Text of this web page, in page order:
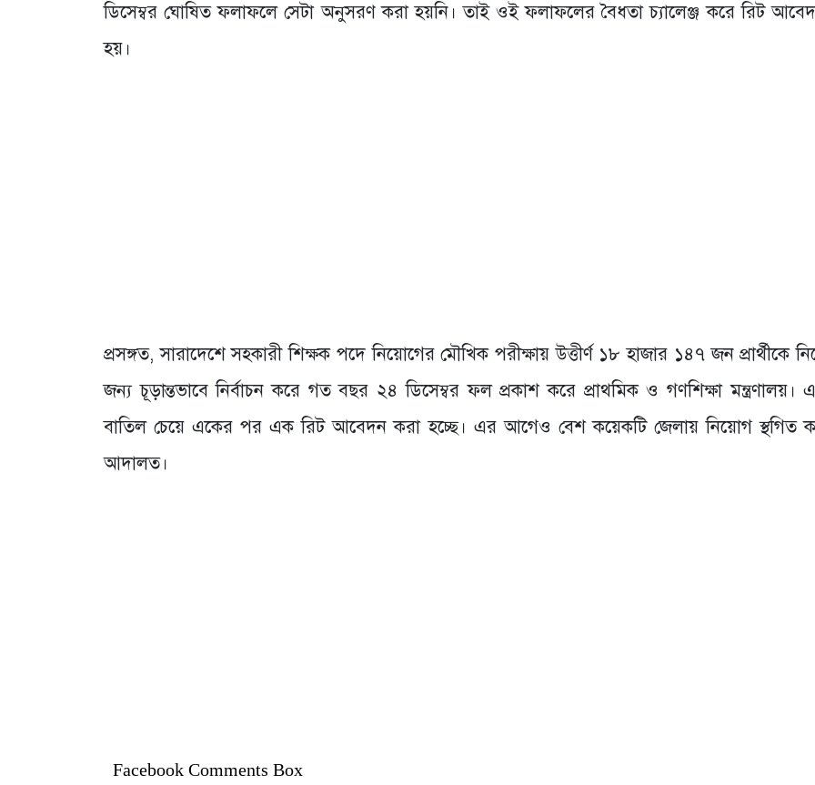
ডিসেম্বর ঘোষিত ফলাফলে সেটা অনুসরণ করা হয়নি। তাই ওই ফলাফলের বৈধতা চ্যালেঞ্জ করে রিট
হয়।
প্রসঙ্গত, সারাদেশে সহকারী শিক্ষক পদে নিয়োগের মৌখিক পরীক্ষায় উত্তীর্ণ ১৮ হাজার ১৪৭ জন প্রার্থীকে
জন্য চূড়ান্তভাবে নির্বাচন করে গত বছর ২৪ ডিসেম্বর ফল প্রকাশ করে প্রাথমিক ও গণশিক্ষা
বাতিল চেয়ে একের পর এক রিট আবেদন করা হচ্ছে। এর আগেও বেশ কয়েকটি জেলায় নিয়োগ স্থগিত
আদালত।
Facebook Comments Box